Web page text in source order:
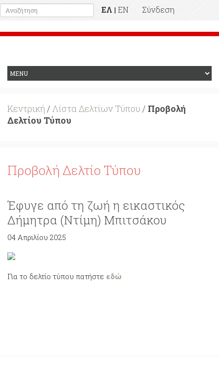
ΕΛ | EN
Σύνδεση
Κεντρική / Λίστα Δελτίων Τύπου / Προβολή
Δελτίου Τύπου
Προβολή Δελτίο Τύπου
Έφυγε από τη ζωή η εικαστικός
Δήμητρα (Ντίμη) Μπιτσάκου
04 Απριλίου 2025
Για το δελτίο τύπου πατήστε εδώ